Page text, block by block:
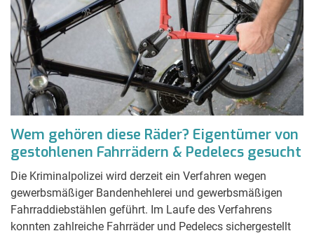
Wem gehören diese Räder? Eigentümer von
gestohlenen Fahrrädern & Pedelecs gesucht
Die Kriminalpolizei wird derzeit ein Verfahren wegen
gewerbsmäßiger Bandenhehlerei und gewerbsmäßigen
Fahrraddiebstählen geführt. Im Laufe des Verfahrens
konnten zahlreiche Fahrräder und Pedelecs sichergestellt